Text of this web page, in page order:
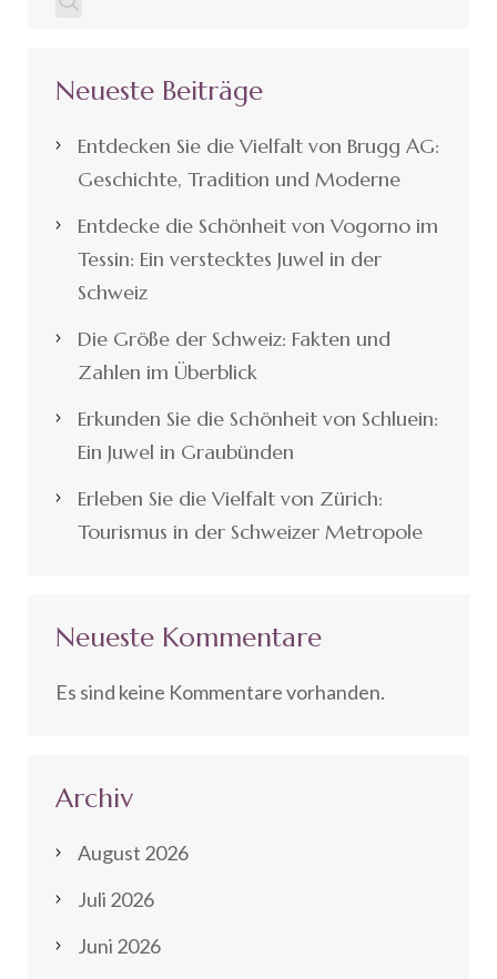
Neueste Beiträge
Entdecken Sie die Vielfalt von Brugg AG:
Geschichte, Tradition und Moderne
Entdecke die Schönheit von Vogorno im
Tessin: Ein verstecktes Juwel in der
Schweiz
Die Größe der Schweiz: Fakten und
Zahlen im Überblick
Erkunden Sie die Schönheit von Schluein:
Ein Juwel in Graubünden
Erleben Sie die Vielfalt von Zürich:
Tourismus in der Schweizer Metropole
Neueste Kommentare
Es sind keine Kommentare vorhanden.
Archiv
August 2026
Juli 2026
Juni 2026